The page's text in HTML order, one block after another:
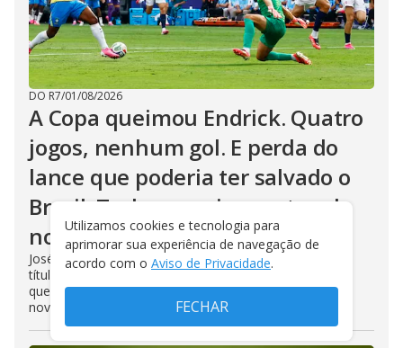
DO R7/01/08/2026
A Copa queimou Endrick. Quatro
jogos, nenhum gol. E perda do
lance que poderia ter salvado o
Brasil. Tudo conspira contra ele
no Real Madrid
José Mourinho voltou ao Real Madrid com ‘apetite’ de
títulos. E quer jogadores decisivos, confiantes. Não é o
que vê em Endrick. Brasileiro perto de ser emprestado
novamente
Utilizamos cookies e tecnologia para
aprimorar sua experiência de navegação de
acordo com o Aviso de Privacidade.
FECHAR